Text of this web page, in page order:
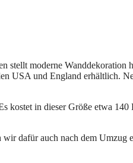
stellt moderne Wanddekoration
USA und England erhältlich.
kostet in dieser Größe etwa 140
dafür auch nach dem Umzug